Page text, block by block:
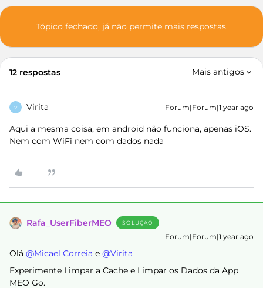
Tópico fechado, já não permite mais respostas.
12 respostas Mais antigos
V Virita Forum|Forum|1 year ago
Aqui a mesma coisa, em android não funciona, apenas iOS.
Nem com WiFi nem com dados nada
Rafa_UserFiberMEO SOLUÇÃO
Forum|Forum|1 year ago
Olá ​ @Micael Correia e ​ @Virita
Experimente Limpar a Cache e Limpar os Dados da App
MEO Go.